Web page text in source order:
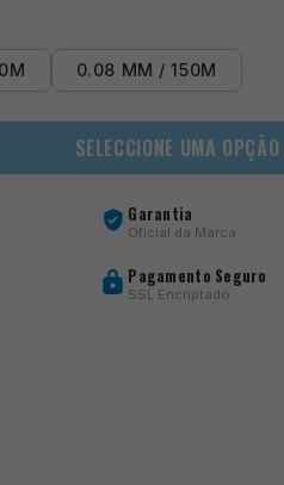
0.08 MM / 150M
SELECCIONE UMA OPÇÃO
Garantia
Oficial da Marca
Pagamento Seguro
SSL Encriptado